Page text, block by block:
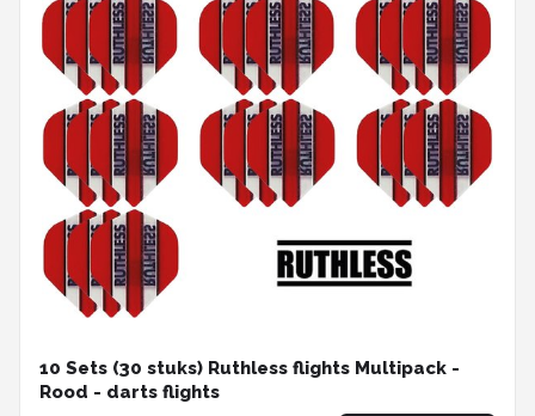
10 Sets (30 stuks) Ruthless flights Multipack -
Rood - darts flights